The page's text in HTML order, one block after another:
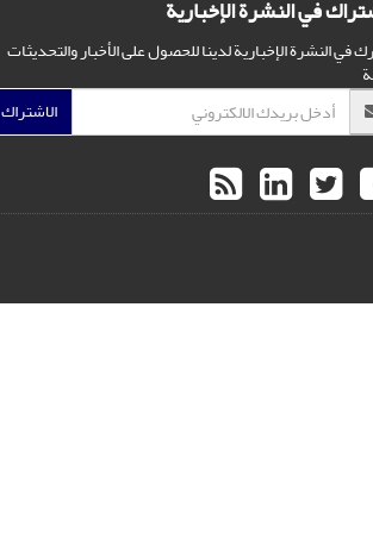
في النشرة الإخبارية
في النشرة الإخبارية لدينا للحصول على الأخبار والتحديثات
الاشتراك